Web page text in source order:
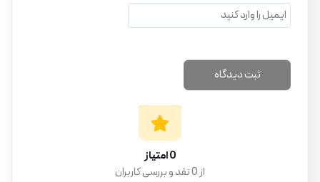
0 امتیاز
از 0 نقد و بررسی کاربران